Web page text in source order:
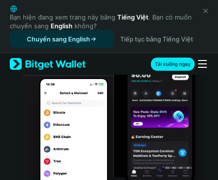
English
日本語
Tiếng Việt
Русский
Español (Latinoamérica)
Türkçe
Italiano
Português (Portugal)
Bahasa Indonesia
Bạn hiện đang xem trang này bằng Tiếng Việt. Bạn có muốn
chuyển sang English không?
Chuyển sang English
Tiếp tục bằng Tiếng Việt
Tải xuống ngay